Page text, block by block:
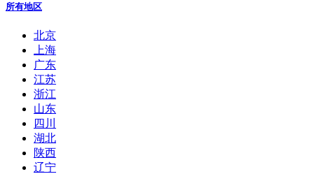
所有地区
北京
上海
广东
江苏
浙江
山东
四川
湖北
陕西
辽宁